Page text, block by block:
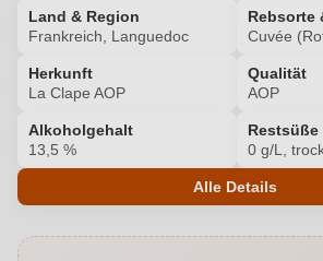
Land & Region
Frankreich, Languedoc
Rebsorte
Cuvée
Herkunft
La Clape AOP
Qualität
AOP
Alkoholgehalt
13,5 %
Restsüße
0 g/L,
Alle Details